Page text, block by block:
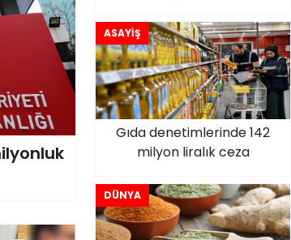
ASAYİŞ
Gıda denetimlerinde 142
milyon liralık ceza
DÜNYA